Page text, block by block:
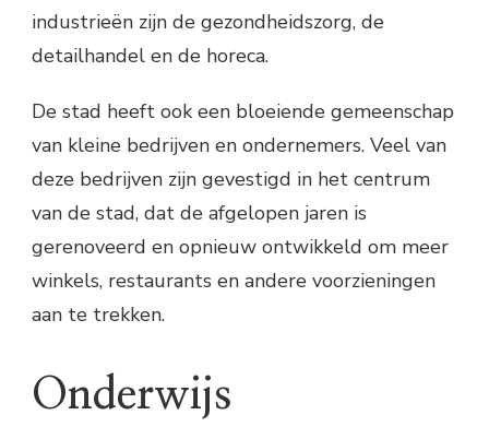
industrieën zijn de gezondheidszorg, de
detailhandel en de horeca.
De stad heeft ook een bloeiende gemeenschap
van kleine bedrijven en ondernemers. Veel van
deze bedrijven zijn gevestigd in het centrum
van de stad, dat de afgelopen jaren is
gerenoveerd en opnieuw ontwikkeld om meer
winkels, restaurants en andere voorzieningen
aan te trekken.
Onderwijs